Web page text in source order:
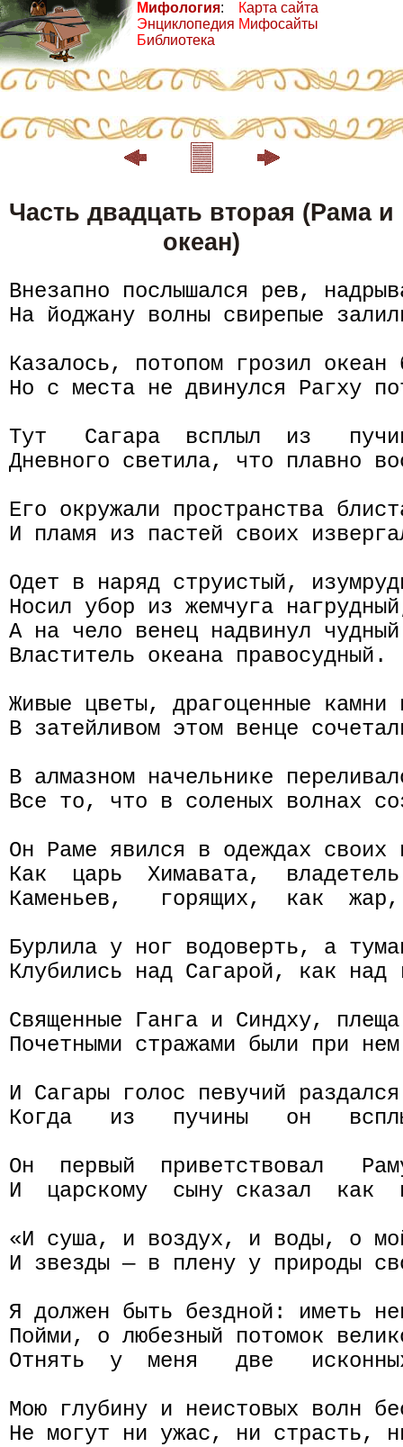
Мифология:
Энциклопедия
Библиотека
Карта сайта
Мифосайты
Часть двадцать вторая (Рама и
океан)
Внезапно послышался рев,
На йоджану волны свирепые
Казалось, потопом грозил океан
Но с места не двинулся Рагху
Тут   Сагара  всплыл  из
Дневного светила, что плавно
Его окружали пространства
И пламя из пастей своих
Одет в наряд струистый,
Носил убор из жемчуга
А на чело венец надвинул чудный
Властитель океана правосудный.
Живые цветы, драгоценные камни
В затейливом этом венце
В алмазном начельнике
Все то, что в соленых волнах
Он Раме явился в одеждах своих
Как  царь  Химавата,
Каменьев,   горящих,  как
Бурлила у ног водоверть, а
Клубились над Сагарой, как над
Священные Ганга и Синдху,
Почетными стражами были при
И Сагары голос певучий
Когда   из   пучины   он
Он  первый  приветствовал
И  царскому  сыну сказал  как
«И суша, и воздух, и воды, о
И звезды — в плену у природы
Я должен быть бездной: иметь
Пойми, о любезный потомок
Отнять  у  меня   две
Мою глубину и неистовых волн
Не могут ни ужас, ни страсть,